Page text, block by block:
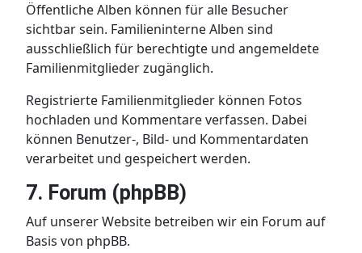
Öffentliche Alben können für alle Besucher
sichtbar sein. Familieninterne Alben sind
ausschließlich für berechtigte und angemeldete
Familienmitglieder zugänglich.
Registrierte Familienmitglieder können Fotos
hochladen und Kommentare verfassen. Dabei
können Benutzer-, Bild- und Kommentardaten
verarbeitet und gespeichert werden.
7. Forum (phpBB)
Auf unserer Website betreiben wir ein Forum auf
Basis von phpBB.